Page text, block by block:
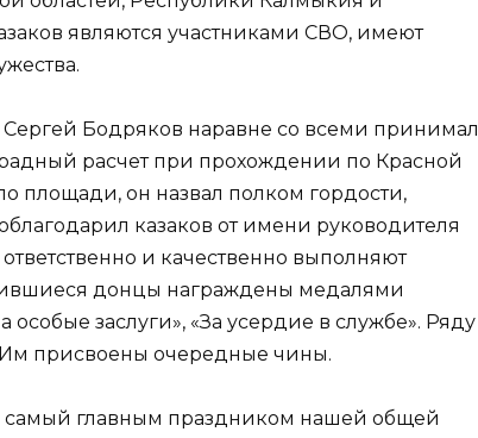
являются участниками СВО, имеют
Бодряков наравне со всеми принимал
расчет при прохождении по Красной
он назвал полком гордости,
казаков от имени руководителя
и качественно выполняют
донцы награждены медалями
особые заслуги», «За усердие в службе». Ряду
Им присвоены очередные чины.
самый главным праздником нашей общей